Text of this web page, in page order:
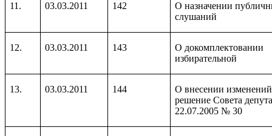
11. 03.03.2011 142
О назначении
слушаний
12. 03.03.2011 143
О докомплектовании
избирательной
13. 03.03.2011 144
О внесении
решение Совета
22.07.2005 № 30